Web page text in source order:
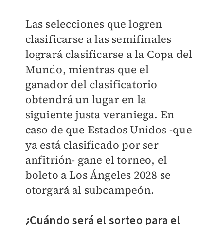
Las selecciones que logren
clasificarse a las semifinales
logrará clasificarse a la Copa del
Mundo, mientras que el
ganador del clasificatorio
obtendrá un lugar en la
siguiente justa veraniega. En
caso de que Estados Unidos -que
ya está clasificado por ser
anfitrión- gane el torneo, el
boleto a Los Ángeles 2028 se
otorgará al subcampeón.
¿Cuándo será el sorteo para el